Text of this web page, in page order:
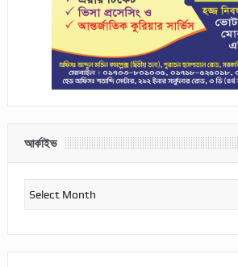
আর্কাইভ
আর্কাইভ